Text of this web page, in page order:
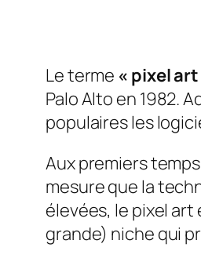
Le terme « pixel art
Palo Alto en 1982.
populairesles
Aux premiers
mesure que la
élevées, le pixel
grande) niche qui